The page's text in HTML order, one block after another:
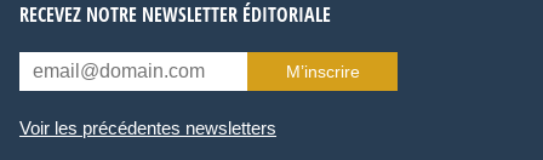
RECEVEZ NOTRE NEWSLETTER ÉDITORIALE
M’inscrire
Voir les précédentes newsletters